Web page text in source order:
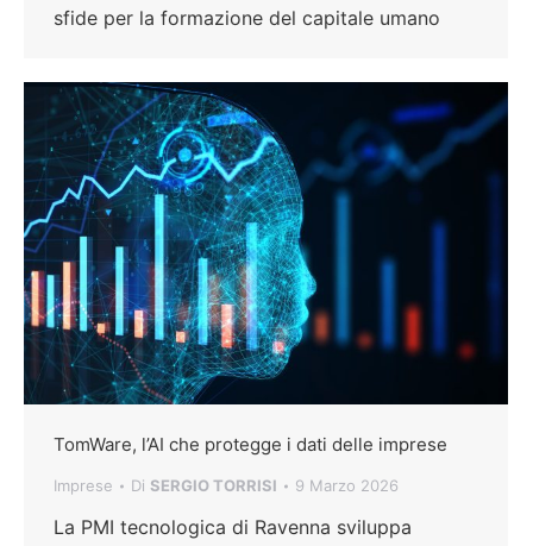
sfide per la formazione del capitale umano
TomWare, l’AI che protegge i dati delle imprese
Imprese Di SERGIO TORRISI 9 Marzo 2026
La PMI tecnologica di Ravenna sviluppa